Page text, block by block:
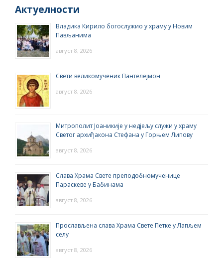
Актуелности
Владика Кирило богослужио у храму у Новим
Пављанима
август 8, 2026
Свети великомученик Пантелејмон
август 8, 2026
Митрополит Јоаникије у недјељу служи у храму
Светог архиђакона Стефана у Горњем Липову
август 8, 2026
Слава Храма Свете преподобномученице
Параскеве у Бабинама
август 8, 2026
Прослављена слава Храма Свете Петке у Лапљем
селу
август 8, 2026